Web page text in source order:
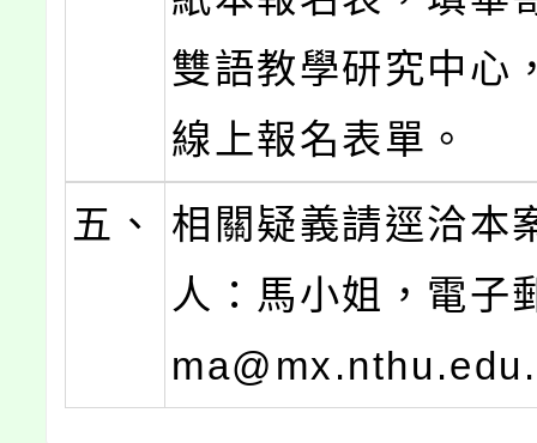
雙語教學研究中心
線上報名表單。
五、
相關疑義請逕洽本
人：馬小姐，電子